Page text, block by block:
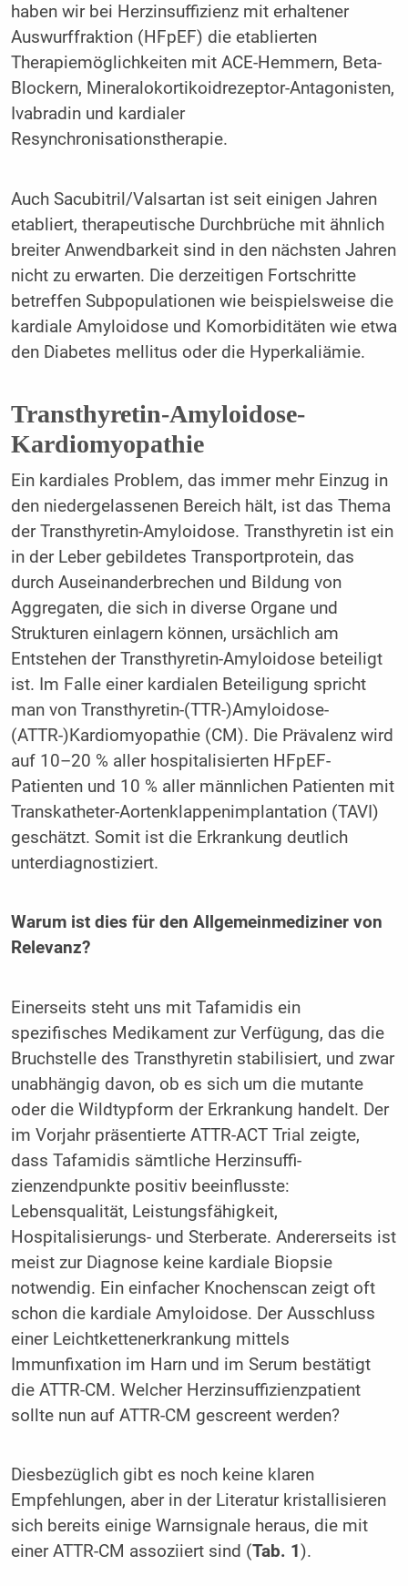
haben wir bei Herzinsuffizienz mit erhaltener
Auswurffrakti­on (HFpEF) die etablierten
Therapiemöglichkeiten mit ACE-Hemmern, Beta-
Blockern, Mineralokortikoidrezeptor-Anta­gonisten,
Ivabradin und kardialer
Resynchronisationstherapie.
Auch Sacubitril/Valsartan ist seit einigen Jahren
etabliert, the­rapeutische Durchbrüche mit ähnlich
breiter Anwendbarkeit sind in den nächsten Jahren
nicht zu erwarten. Die derzeiti­gen Fortschritte
betreffen Subpopulationen wie beispielsweise die
kardiale Amyloidose und Komorbiditäten wie etwa
den Diabetes mellitus oder die Hyperkaliämie.
Transthyretin-Amyloidose-
Kardiomyopathie
Ein kardiales Problem, das immer mehr Einzug in
den niederge­lassenen Bereich hält, ist das Thema
der Transthyretin-Amyloido­se. Transthyretin ist ein
in der Leber gebildetes Transportprotein, das
durch Auseinanderbrechen und Bildung von
Aggregaten, die sich in diverse Organe und
Strukturen einlagern können, ursäch­lich am
Entstehen der Transthyretin-Amyloidose beteiligt
ist. Im Falle einer kardialen Beteiligung spricht
man von Transthyretin-(TTR-)Amyloidose-
(ATTR-)Kardiomyopathie (CM). Die Präva­lenz wird
auf 10–20 % aller hospitalisierten HFpEF-
Patienten und 10 % aller männlichen Patienten mit
Transkatheter-Aortenklap­penimplantation (TAVI)
geschätzt. Somit ist die Erkrankung deutlich
unterdiagnostiziert.
Warum ist dies für den Allgemeinmediziner von
Relevanz?
Einerseits steht uns mit Tafamidis ein
spezifisches Medikament zur Verfügung, das die
Bruchstelle des Transthyretin stabilisiert, und zwar
unabhängig davon, ob es sich um die mutante
oder die Wildtypform der Erkrankung handelt. Der
im Vorjahr präsentier­te ATTR-ACT Trial zeigte,
dass Tafamidis sämtliche Herzinsuffi­
zienzendpunkte positiv beeinflusste:
Lebensqualität, Leistungsfä­higkeit,
Hospitalisierungs- und Sterberate. Andererseits ist
meist zur Diagnose keine kardiale Biopsie
notwendig. Ein einfacher Knochenscan zeigt oft
schon die kardiale Amyloidose. Der Aus­schluss
einer Leichtkettenerkrankung mittels
Immunfixation im Harn und im Serum bestätigt
die ATTR-CM. Welcher Herzinsuf­fizienzpatient
sollte nun auf ATTR-CM gescreent werden?
Diesbezüglich gibt es noch keine klaren
Empfehlungen, aber in der Literatur kristallisieren
sich bereits einige Warnsignale heraus, die mit
einer ATTR-CM assoziiert sind (Tab. 1).